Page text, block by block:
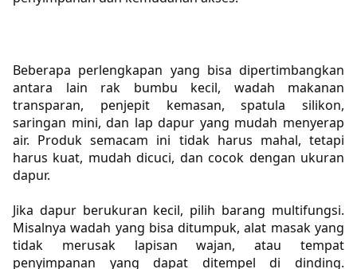
Beberapa perlengkapan yang bisa dipertimbangkan
antara lain rak bumbu kecil, wadah makanan
transparan, penjepit kemasan, spatula silikon,
saringan mini, dan lap dapur yang mudah menyerap
air. Produk semacam ini tidak harus mahal, tetapi
harus kuat, mudah dicuci, dan cocok dengan ukuran
dapur.
Jika dapur berukuran kecil, pilih barang multifungsi.
Misalnya wadah yang bisa ditumpuk, alat masak yang
tidak merusak lapisan wajan, atau tempat
penyimpanan yang dapat ditempel di dinding.